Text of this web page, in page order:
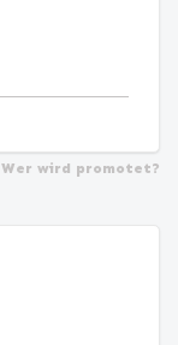
Wer wird promotet?